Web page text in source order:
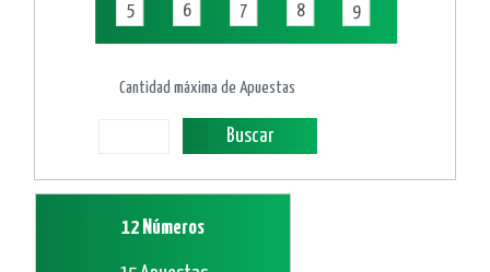
5
6 7 8 9
Cantidad máxima de Apuestas
Buscar
12 Números